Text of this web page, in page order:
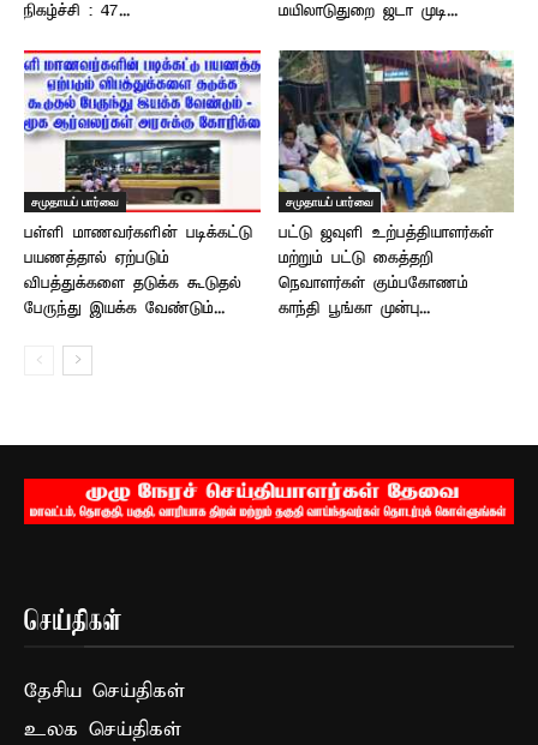
நிகழ்ச்சி : 47...
மயிலாடுதுறை ஜடா முடி...
சமுதாயப் பார்வை
பள்ளி மாணவர்களின் படிக்கட்டு
பயணத்தால் ஏற்படும்
விபத்துக்களை தடுக்க கூடுதல்
பேருந்து இயக்க வேண்டும்...
சமுதாயப் பார்வை
பட்டு ஜவுளி உற்பத்தியாளர்கள்
மற்றும் பட்டு கைத்தறி
நெவாளர்கள் கும்பகோணம்
காந்தி பூங்கா முன்பு...
செய்திகள்
தேசிய செய்திகள்
உலக செய்திகள்